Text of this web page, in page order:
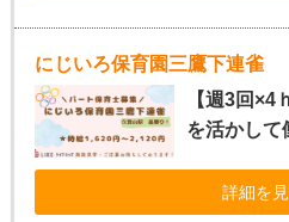
にじいろ保育園三鷹下連雀
【週3回×4
を活かして
詳細を